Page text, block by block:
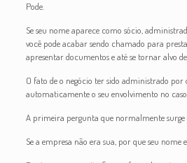
Pode.
Se seu nome aparece como sócio,
você pode acabar sendo chamado para
apresentar documentos e até se tornar alvo de
O fato de o negócio ter sido administrado por
automaticamente o seu envolvimento no caso.
A primeira pergunta que normalmente surge
Se a empresa não era sua, por que seu nome